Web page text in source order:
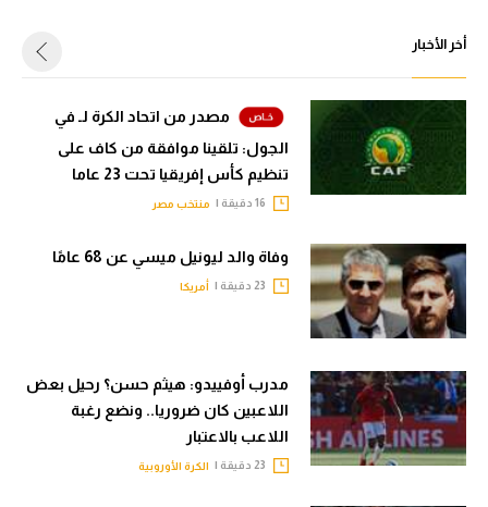
أخر الأخبار
مصدر من اتحاد الكرة لـ في
الجول: تلقينا موافقة من كاف على
تنظيم كأس إفريقيا تحت 23 عاما
منتخب مصر
وفاة والد ليونيل ميسي عن 68 عامًا
أمريكا
مدرب أوفييدو: هيثم حسن؟ رحيل بعض
اللاعبين كان ضروريا.. ونضع رغبة
اللاعب بالاعتبار
الكرة الأوروبية